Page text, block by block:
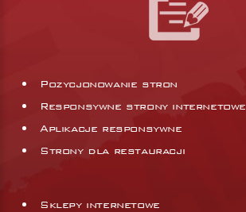
Pozycjonowanie stron
Responsywne strony internetowe
Aplikacje responsywne
Strony dla restauracji
Sklepy internetowe